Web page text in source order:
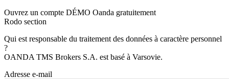
Ouvrez un compte DÉMO Oanda gratuitement
Rodo section
Qui est responsable du traitement des données à caractère personnel
?
OANDA TMS Brokers S.A. est basé à Varsovie.
Adresse e-mail